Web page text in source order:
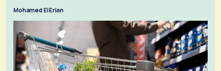
Mohamed El Erian